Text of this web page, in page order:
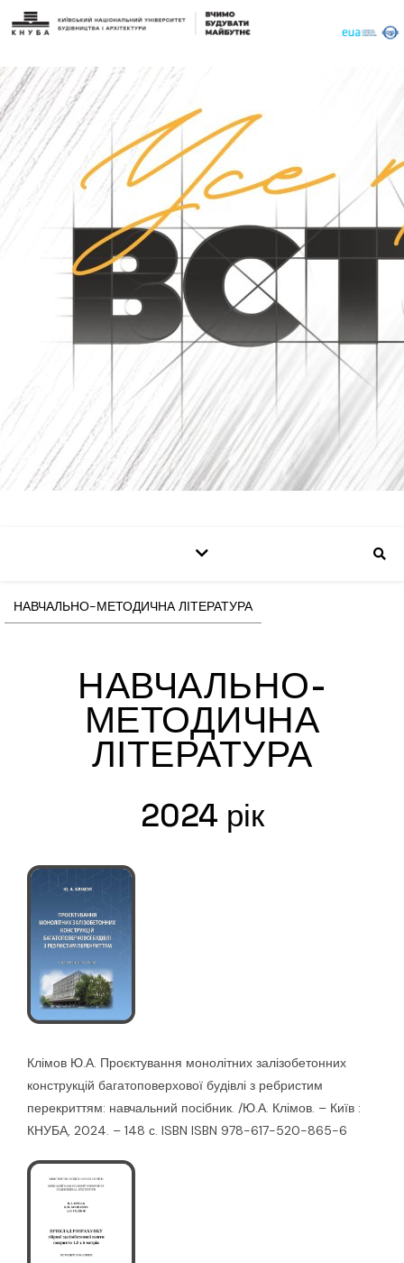
НАВЧАЛЬНО-МЕТОДИЧНА ЛІТЕРАТУРА
НАВЧАЛЬНО-
МЕТОДИЧНА
ЛІТЕРАТУРА
2024 рік
Клімов Ю.А. Проєктування монолітних залізобетонних
конструкцій багатоповерхової будівлі з ребристим
перекриттям: навчальний посібник. /Ю.А. Клімов. – Київ :
КНУБА, 2024. – 148 с. ISBN ISBN 978-617-520-865-6